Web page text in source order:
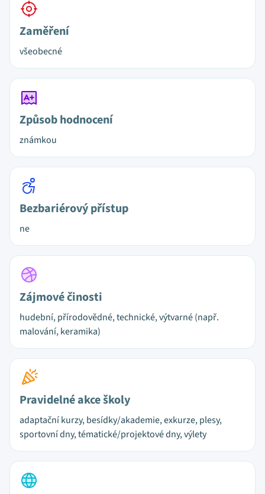
Zaměření
všeobecné
Způsob hodnocení
známkou
Bezbariérový přístup
ne
Zájmové činosti
hudební, přírodovědné, technické, výtvarné (např.
malování, keramika)
Pravidelné akce školy
adaptační kurzy, besídky/akademie, exkurze, plesy,
sportovní dny, tématické/projektové dny, výlety